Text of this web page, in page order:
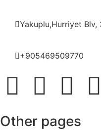
Yakuplu,Hurriyet
+905469509770
Other pages